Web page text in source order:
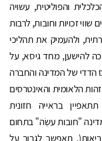
והפוליטית, עשויה
זכויות וחובות, לרבות
ולהעמיק את תהליכי
להישען, מחד גיסא, על
הדדי של המדינה והחברה
הלאומית והאינטרסים
בראייה חזונית
"חובות עשֵׂה" בתחום
תאפשר לגבור על